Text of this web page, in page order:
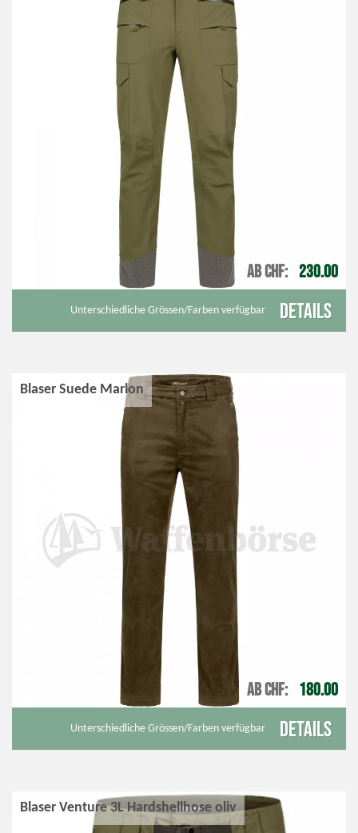
AB CHF 230.00
Unterschiedliche Grössen/Farben verfügbar Details
Blaser Suede Marlon
AB CHF 180.00
Unterschiedliche Grössen/Farben verfügbar Details
Blaser Venture 3L Hardshellhose oliv